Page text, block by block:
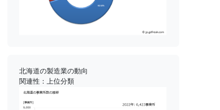
北海道の製造業の動向
関連性：上位分類